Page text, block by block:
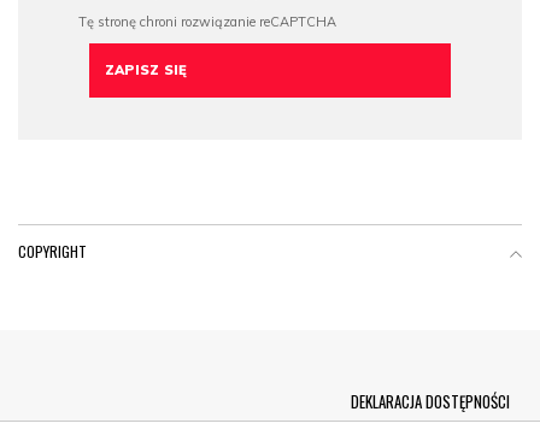
COPYRIGHT
DEKLARACJA DOSTĘPNOŚCI